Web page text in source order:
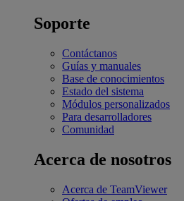
Soporte
Contáctanos
Guías y manuales
Base de conocimientos
Estado del sistema
Módulos personalizados
Para desarrolladores
Comunidad
Acerca de nosotros
Acerca de TeamViewer